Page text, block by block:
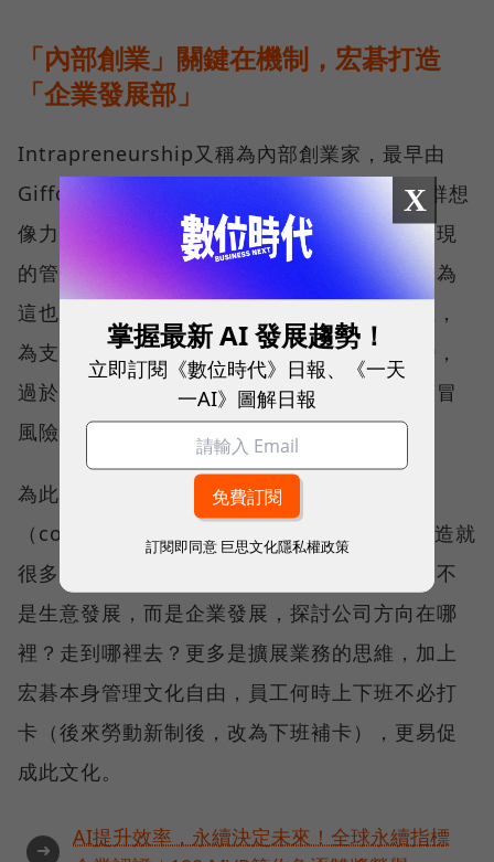
「內部創業」關鍵在機制，宏碁打造
「企業發展部」
Intrapreneurship又稱為內部創業家，最早由
Gifford Pinchot提出，指在企業體制內由一群想
像力高，有膽識冒個人風險的人促成新事業出現
的管理者，這多半來自企業中間主管主導，因為
這也是連結上部最高管理者與基層的關鍵單位，
為支持這樣的創新，制度跟管理機制都要改變，
過於官僚的獎酬跟管理方式，只會讓員工不願冒
風險，避免喪失升遷或既得利益。
為此宏碁3年前成立一個企業發展部門
（corporate Develop BU），打造一個平台造就
很多新機會，陳俊聖強調，這個部門探索的：不
是生意發展，而是企業發展，探討公司方向在哪
裡？走到哪裡去？更多是擴展業務的思維，加上
宏碁本身管理文化自由，員工何時上下班不必打
卡（後來勞動新制後，改為下班補卡），更易促
成此文化。
➜
AI提升效率，永續決定未來！全球永續指標
X
掌握最新 AI 發展趨勢！
立即訂閱《數位時代》日報、《一天
一AI》圖解日報
訂閱即同意 巨思文化隱私權政策